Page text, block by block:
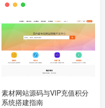
素材网站源码与VIP充值积分
系统搭建指南